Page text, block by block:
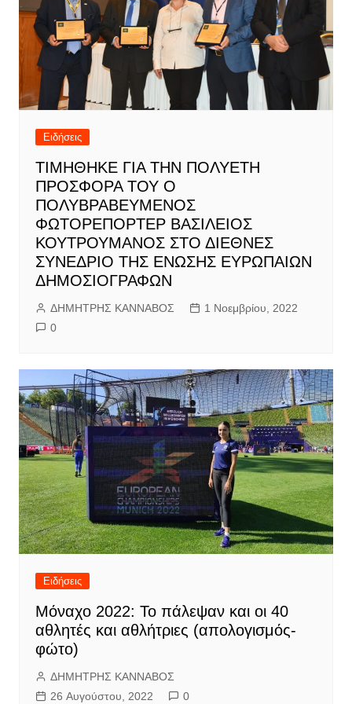
Ειδήσεις
ΤΙΜΗΘΗΚΕ ΓΙΑ ΤΗΝ ΠΟΛΥΕΤΗ
ΠΡΟΣΦΟΡΑ ΤΟΥ Ο
ΠΟΛΥΒΡΑΒΕΥΜΕΝΟΣ
ΦΩΤΟΡΕΠΟΡΤΕΡ ΒΑΣΙΛΕΙΟΣ
ΚΟΥΤΡΟΥΜΑΝΟΣ ΣΤΟ ΔΙΕΘΝΕΣ
ΣΥΝΕΔΡΙΟ ΤΗΣ ΕΝΩΣΗΣ ΕΥΡΩΠΑΙΩΝ
ΔΗΜΟΣΙΟΓΡΑΦΩΝ
ΔΗΜΗΤΡΗΣ ΚΑΝΝΑΒΟΣ
1 Νοεμβρίου, 2022
0
Ειδήσεις
Μόναχο 2022: Το πάλεψαν και οι 40
αθλητές και αθλήτριες (απολογισμός-
φώτο)
ΔΗΜΗΤΡΗΣ ΚΑΝΝΑΒΟΣ
26 Αυγούστου, 2022
0